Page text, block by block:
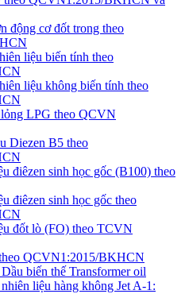
động cơ đốt trong theo
liệu biến tính theo
liệu không biến tính theo
LPG theo QCVN
Diezen B5 theo
điêzen sinh học gốc (B100) theo
điêzen sinh học gốc theo
đốt lò (FO) theo TCVN
QCVN1:2015/BKHCN
biến thế Transformer oil
liệu hàng không Jet A-1: